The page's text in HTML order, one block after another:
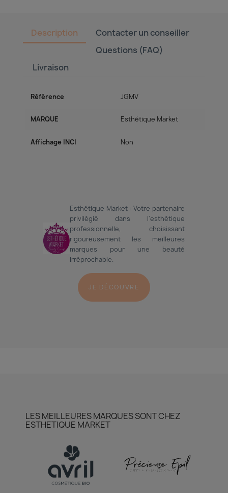
Description
Contacter un conseiller
Questions (FAQ)
Livraison
Référence JGMV
MARQUE Esthétique Market
Affichage INCI Non
Esthétique Market : Votre partenaire
privilégié dans l'esthétique
professionnelle, choisissant
rigoureusement les meilleures
marques pour une beauté
irréprochable.
JE DÉCOUVRE
LES MEILLEURES MARQUES SONT CHEZ
ESTHETIQUE MARKET